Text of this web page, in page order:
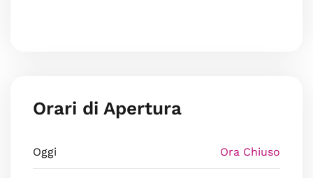
Orari di Apertura
Oggi Ora Chiuso